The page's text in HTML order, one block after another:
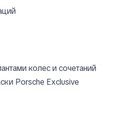
колес и сочетаний
Porsche Exclusive